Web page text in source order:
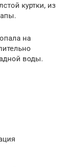
куртки, из
на
воды.